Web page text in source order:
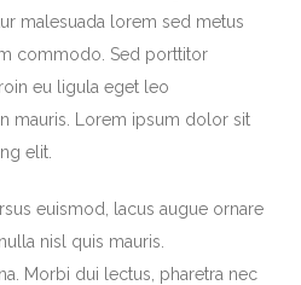
malesuada lorem sed metus
commodo. Sed porttitor
eu ligula eget leo
mauris. Lorem ipsum dolor sit
elit.
euismod, lacus augue ornare
nisl quis mauris.
Morbi dui lectus, pharetra nec